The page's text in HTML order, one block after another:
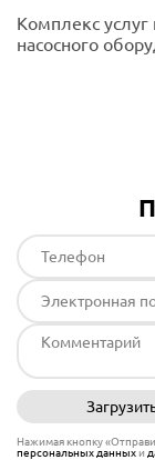
Комплекс услуг
насосного
Нажимая кнопку
персональных данныхи